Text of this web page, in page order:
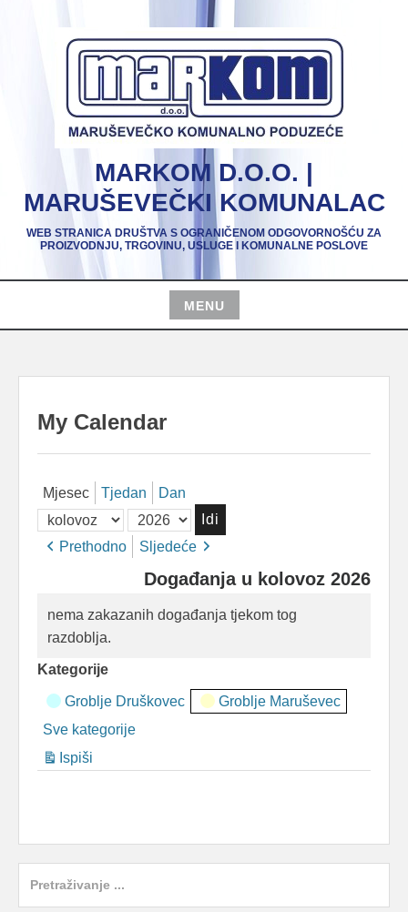
MARKOM D.O.O. |
MARUŠEVEČKI KOMUNALAC
WEB STRANICA DRUŠTVA S OGRANIČENOM ODGOVORNOŠĆU ZA
PROIZVODNJU, TRGOVINU, USLUGE I KOMUNALNE POSLOVE
MENU
Skip
content
My Calendar
Mjesec Tjedan
Dan
Mjesec
Godina
Prethodno Sljedeće
Događanja u kolovoz 2026
nema zakazanih događanja tjekom tog
razdoblja.
Kategorije
Groblje Druškovec
Groblje Maruševec
Sve kategorije
Ispiši